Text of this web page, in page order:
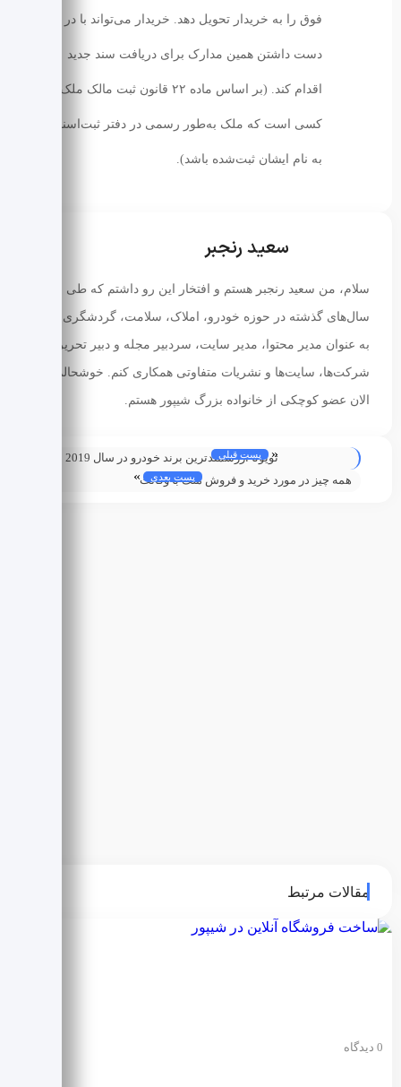
فوق را به خریدار تحویل دهد. خریدار می‌تواند با در
دست داشتن همین مدارک برای دریافت سند جدید
اقدام کند. (بر اساس ماده ۲۲ قانون ثبت مالک ملک
کسی است که ملک به‌طور رسمی در دفتر ثبت‌اسناد
به نام ایشان ثبت‌شده باشد).
سعید رنجبر
سلام، من سعید رنجبر هستم و افتخار این رو داشتم که طی
سال‌های گذشته در حوزه‌ خودرو، املاک، سلامت، گردشگری و...
به عنوان مدیر محتوا، مدیر سایت، سردبیر مجله و دبیر تحریریه با
شرکت‌ها، سایت‌ها و نشریات متفاوتی همکاری کنم. خوشحالم که
الان عضو کوچکی از خانواده بزرگ شیپور هستم.
« پست قبلی
تویوتا ارزشمندترین برند خودرو در سال 2019
همه چیز در مورد خرید و فروش ملک با وکالت
پست بعدی »
مقالات مرتبط
0 دیدگاه